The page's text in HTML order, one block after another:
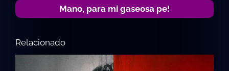
Mano, para mi gaseosa pe!
Relacionado